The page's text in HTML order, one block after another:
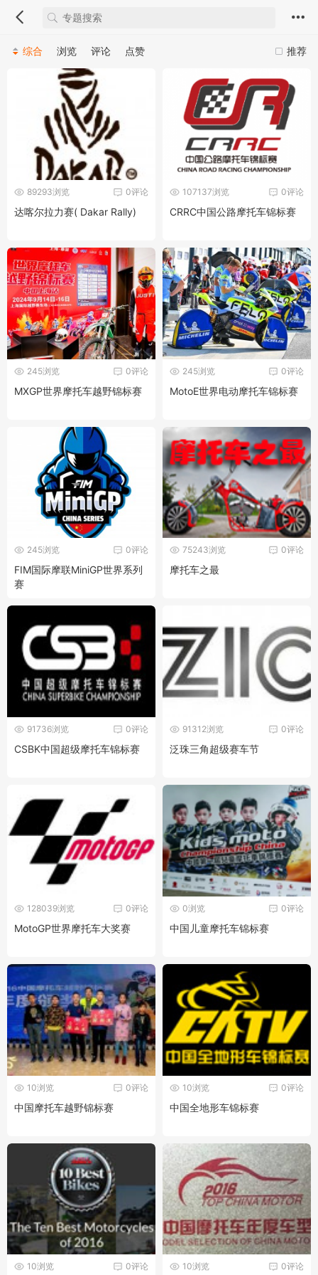
推荐
综合 浏览 评论 点赞
0评论
89293浏览
达喀尔拉力赛( Dakar Rally)
0评论
107137浏览
CRRC中国公路摩托车锦标赛
0评论
245浏览
MXGP世界摩托车越野锦标赛
0评论
245浏览
MotoE世界电动摩托车锦标赛
0评论
245浏览
FIM国际摩联MiniGP世界系列
赛
0评论
75243浏览
摩托车之最
0评论
91736浏览
CSBK中国超级摩托车锦标赛
0评论
91312浏览
泛珠三角超级赛车节
0评论
128039浏览
MotoGP世界摩托车大奖赛
0评论
0浏览
中国儿童摩托车锦标赛
0评论
10浏览
中国摩托车越野锦标赛
0评论
10浏览
中国全地形车锦标赛
0评论
10浏览 0评论
10浏览